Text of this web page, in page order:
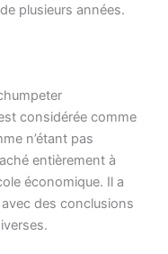
plusieurs années.
considérée comme
n’étant pas
entièrement à
économique. Il a
des conclusions